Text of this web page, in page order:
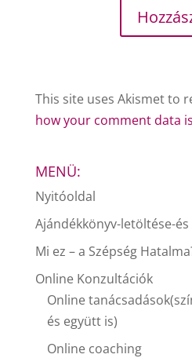
This site uses Akismet to
how your comment data
MENÜ:
Nyitóoldal
Ajándékkönyv-letöltése-
Mi ez – a Szépség
Online Konzultációk
Online
és együtt is)
Online coaching